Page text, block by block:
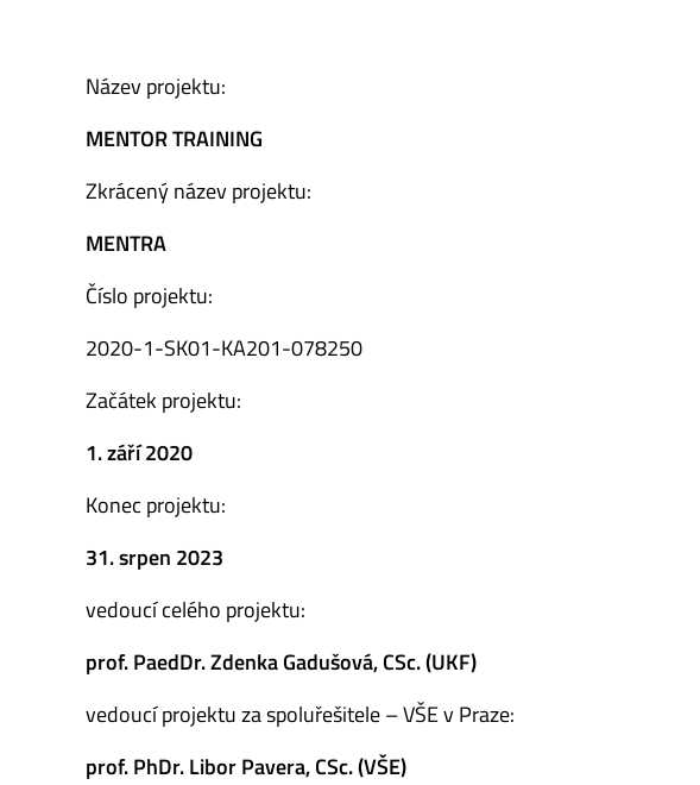
Název projektu:
MENTOR TRAINING
Zkrácený název projektu:
MENTRA
Číslo projektu:
2020-1-SK01-KA201-078250
Začátek projektu:
1. září 2020
Konec projektu:
31. srpen 2023
vedoucí celého projektu:
prof. PaedDr. Zdenka Gadušová, CSc. (UKF)
vedoucí projektu za spoluřešitele – VŠE v Praze:
prof. PhDr. Libor Pavera, CSc. (VŠE)